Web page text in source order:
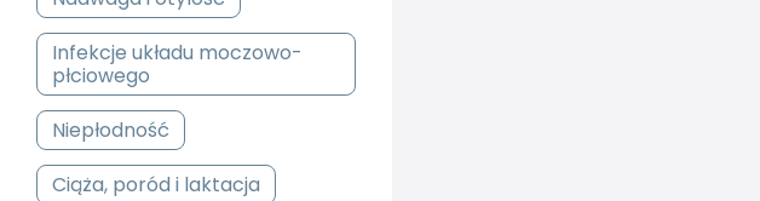
Infekcje układu moczowo-
płciowego
Niepłodność
Ciąża, poród i laktacja